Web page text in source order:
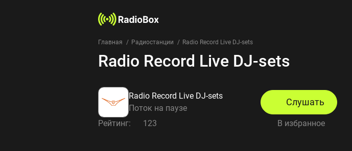
Главная Радиостанции Radio Record Live DJ-sets
Radio Record Live DJ-sets
Radio Record Live DJ-sets
Поток на паузе
Слушать
Рейтинг: 123 В избранное